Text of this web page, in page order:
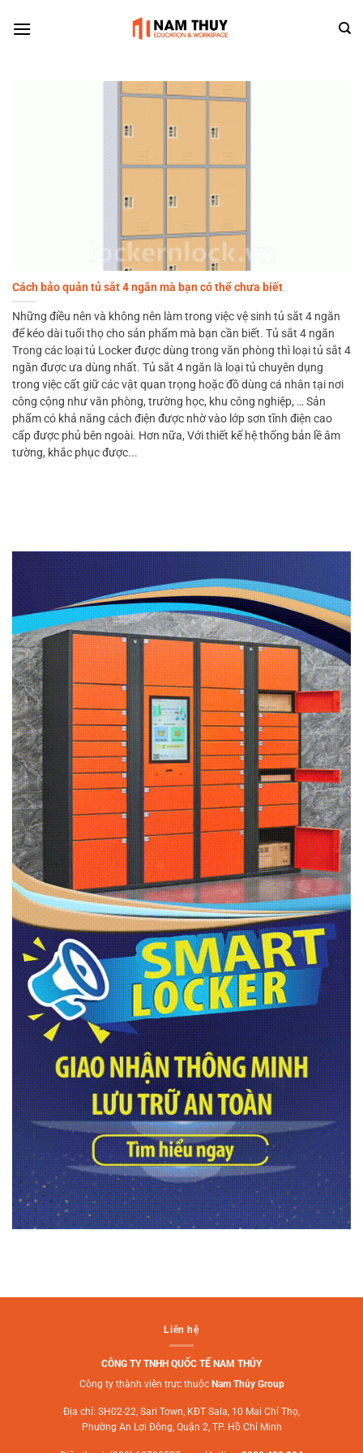
Cách bảo quản tủ sắt 4 ngăn mà bạn có thể chưa biết
Những điều nên và không nên làm trong việc vệ sinh tủ sắt 4 ngăn
để kéo dài tuổi thọ cho sản phẩm mà bạn cần biết. Tủ sắt 4 ngăn
Trong các loại tủ Locker được dùng trong văn phòng thì loại tủ sắt 4
ngăn được ưa dùng nhất. Tủ sắt 4 ngăn là loại tủ chuyên dụng
trong việc cất giữ các vật quan trọng hoặc đồ dùng cá nhân tại nơi
công cộng như văn phòng, trường học, khu công nghiệp, … Sản
phẩm có khả năng cách điện được nhờ vào lớp sơn tĩnh điện cao
cấp được phủ bên ngoài. Hơn nữa, Với thiết kế hệ thống bản lề âm
tường, khắc phục được...
Liên hệ
CÔNG TY TNHH QUỐC TẾ NAM THỦY
Công ty thành viên trực thuộc Nam Thủy Group
Địa chỉ: SH02-22, Sari Town, KĐT Sala, 10 Mai Chí Thọ,
Phường An Lợi Đông, Quận 2, TP. Hồ Chí Minh